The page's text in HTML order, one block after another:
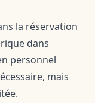
la réservation
dans
personnel
mais